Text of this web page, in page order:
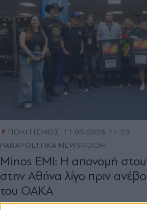
ΠΟΛΙΤΙΣΜΟΣ
11.05.2026 11:23
PARAPOLITIKA NEWSROOM
Minos EMI: Η απονομή
στην Αθήνα λίγο πριν
του ΟΑΚΑ